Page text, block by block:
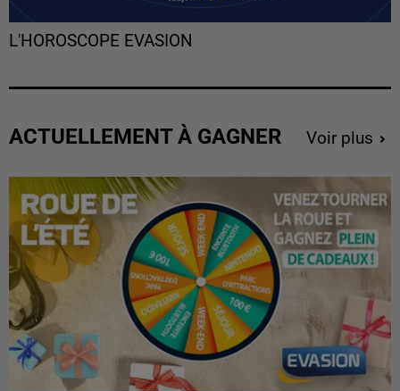
L'HOROSCOPE EVASION
ACTUELLEMENT À GAGNER Voir plus